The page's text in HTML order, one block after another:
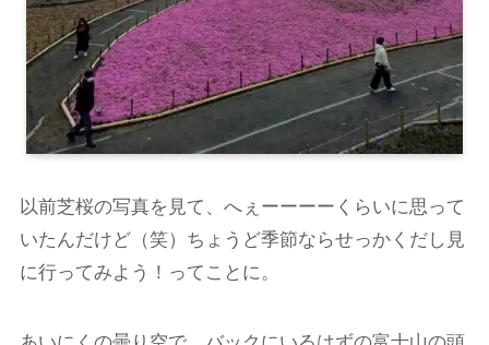
以前芝桜の写真を見て、へぇーーーーくらいに思って
いたんだけど（笑）ちょうど季節ならせっかくだし見
に行ってみよう！ってことに。